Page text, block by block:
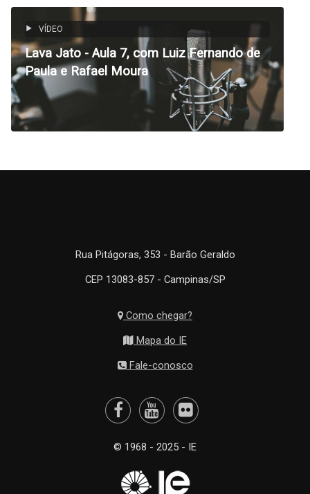
VÍDEO
Lava Jato - Aula 7, com Luiz Fernando de
Paula e Rafael Moura
Rua Pitágoras, 353 - Barão Geraldo
CEP 13083-857 - Campinas/SP
Como chegar?
Mapa do IE
Fale-conosco
© 1968 - 2025 - IE